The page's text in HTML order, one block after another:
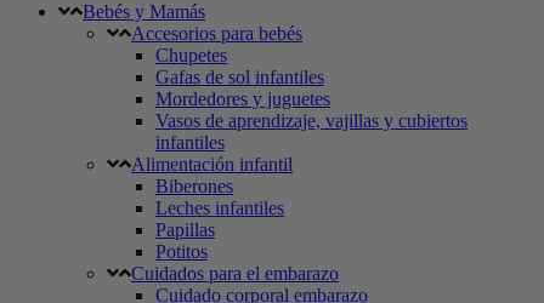
Bebés y Mamás
Accesorios para bebés
Chupetes
Gafas de sol infantiles
Mordedores y juguetes
Vasos de aprendizaje, vajillas y cubiertos
infantiles
Alimentación infantil
Biberones
Leches infantiles
Papillas
Potitos
Cuidados para el embarazo
Cuidado corporal embarazo